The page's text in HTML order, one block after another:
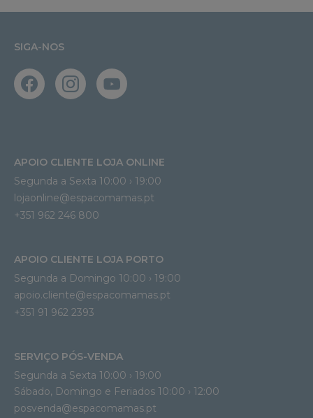
SIGA-NOS
APOIO CLIENTE LOJA ONLINE
Segunda a Sexta 10:00 › 19:00
lojaonline@espacomamas.pt
+351 962 246 800
APOIO CLIENTE LOJA PORTO
Segunda a Domingo 10:00 › 19:00
apoio.cliente@espacomamas.pt
+351 91 962 2393
SERVIÇO PÓS-VENDA
Segunda a Sexta 10:00 › 19:00
Sábado, Domingo e Feriados 10:00 › 12:00
posvenda@espacomamas.pt